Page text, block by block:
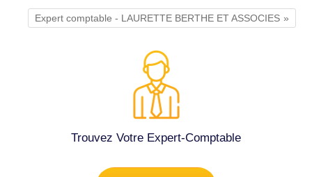
Expert comptable - LAURETTE BERTHE ET ASSOCIES
Trouvez Votre Expert-Comptable